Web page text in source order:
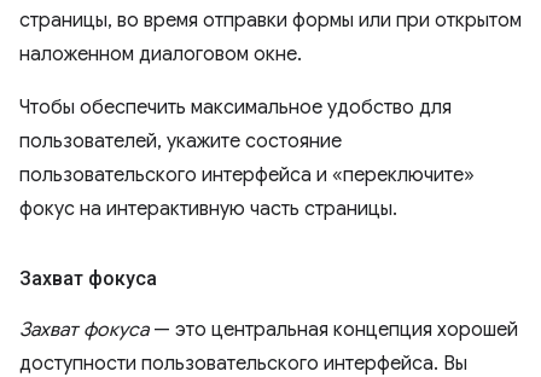
страницы, во время отправки формы или при открытом
наложенном диалоговом окне.
Чтобы обеспечить максимальное удобство для
пользователей, укажите состояние
пользовательского интерфейса и «переключите»
фокус на интерактивную часть страницы.
Захват фокуса
Захват фокуса— это центральная концепция хорошей
доступности пользовательского интерфейса. Вы